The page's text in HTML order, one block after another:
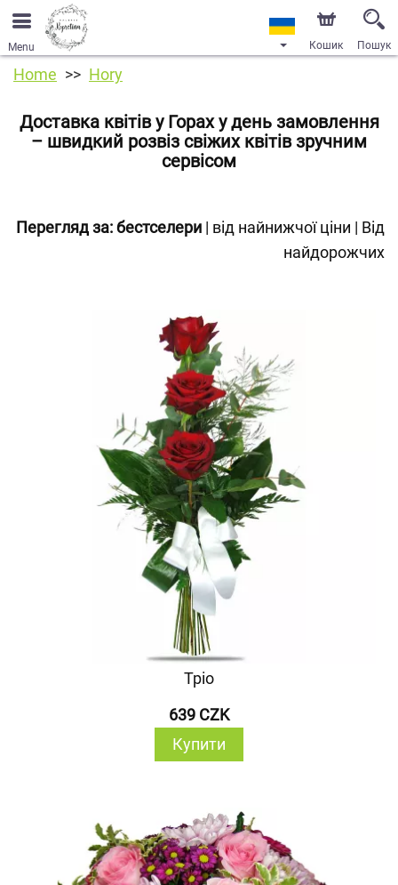
Menu Кошик Пошук
Home Hory
Доставка квітів у Горах у день замовлення
– швидкий розвіз свіжих квітів зручним
сервісом
Перегляд за:бестселери | від найнижчої ціни | Від
найдорожчих
Тріо
639 CZK
Купити